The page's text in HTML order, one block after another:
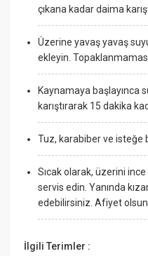
çıkana kadar daima
Üzerine yavaş yavaş
ekleyin.
Kaynamaya başlayınca
karıştırarak 15 dakika
Tuz, karabiber ve isteğe
Sıcak olarak, üzerini
servis edin. Yanında
edebilirsiniz. Afiyet olsun.
İlgili Terimler :